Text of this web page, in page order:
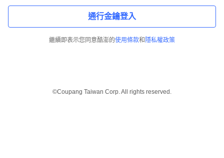
通行金鑰登入
繼續即表示您同意酷澎的使用條款和 隱私權政策
©Coupang Taiwan Corp. All rights reserved.